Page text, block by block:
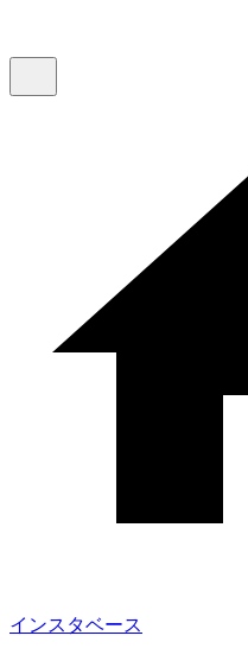
インスタベース